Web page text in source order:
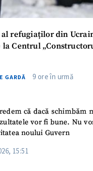
al refugiaților din
Centrul
GARDĂ 9 ore în urmă
că dacă schimbăm
vor fi bune. Nu
noului Guvern
15:51